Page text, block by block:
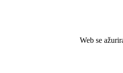
Web se